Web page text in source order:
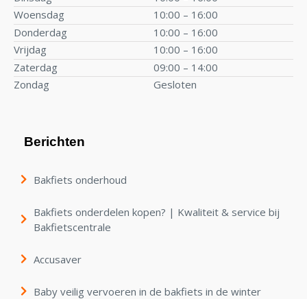
Woensdag
10:00 – 16:00
Donderdag
10:00 – 16:00
Vrijdag
10:00 – 16:00
Zaterdag
09:00 – 14:00
Zondag
Gesloten
Berichten
Bakfiets onderhoud
Bakfiets onderdelen kopen? | Kwaliteit & service bij
Bakfietscentrale
Accusaver
Baby veilig vervoeren in de bakfiets in de winter